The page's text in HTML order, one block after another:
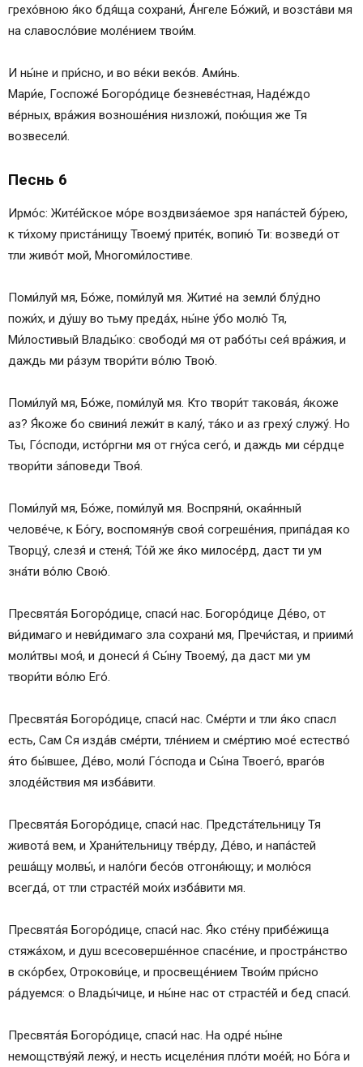
грехо́вною я́ко бдя́ща сохрани́, А́нгеле Бо́жий, и возста́ви мя
на славосло́вие моле́нием твои́м.
И ны́не и при́сно, и во ве́ки веко́в. Ами́нь.
Мари́е, Госпоже́ Богоро́дице безневе́стная, Наде́ждо
ве́рных, вра́жия возноше́ния низложи́, пою́щия же Тя
возвесели́.
Песнь 6
Ирмо́с: Жите́йское мо́ре воздвиза́емое зря напа́стей бу́рею,
к ти́хому приста́нищу Твоему́ прите́к, вопию́ Ти: возведи́ от
тли живо́т мой, Многоми́лостиве.
Поми́луй мя, Бо́же, поми́луй мя. Житие́ на земли́ блу́дно
пожи́х, и ду́шу во тьму преда́х, ны́не у́бо молю́ Тя,
Ми́лостивый Влады́ко: свободи́ мя от рабо́ты сея́ вра́жия, и
даждь ми ра́зум твори́ти во́лю Твою́.
Поми́луй мя, Бо́же, поми́луй мя. Кто твори́т такова́я, я́коже
аз? Я́коже бо свиния́ лежи́т в калу́, та́ко и аз греху́ служу́. Но
Ты, Го́споди, исто́ргни мя от гну́са сего́, и даждь ми се́рдце
твори́ти за́поведи Твоя́.
Поми́луй мя, Бо́же, поми́луй мя. Воспряни́, окая́нный
челове́че, к Бо́гу, воспомяну́в своя́ согреше́ния, припа́дая ко
Творцу́, слезя́ и стеня́; То́й же я́ко милосе́рд, даст ти ум
зна́ти во́лю Свою́.
Пресвята́я Богоро́дице, спаси́ нас. Богоро́дице Де́во, от
ви́димаго и неви́димаго зла сохрани́ мя, Пречи́стая, и приими́
моли́твы моя́, и донеси́ я́ Сы́ну Твоему́, да даст ми ум
твори́ти во́лю Его́.
Пресвята́я Богоро́дице, спаси́ нас. Сме́рти и тли я́ко спасл
есть, Сам Ся изда́в сме́рти, тле́нием и сме́ртию мое́ естество́
я́то бы́вшее, Де́во, моли́ Го́спода и Сы́на Твоего́, враго́в
злоде́йствия мя изба́вити.
Пресвята́я Богоро́дице, спаси́ нас. Предста́тельницу Тя
живота́ вем, и Храни́тельницу тве́рду, Де́во, и напа́стей
реша́щу молвы́, и нало́ги бесо́в отгоня́ющу; и молю́ся
всегда́, от тли страсте́й мои́х изба́вити мя.
Пресвята́я Богоро́дице, спаси́ нас. Я́ко сте́ну прибе́жища
стяжа́хом, и душ всесоверше́нное спасе́ние, и простра́нство
в ско́рбех, Отрокови́це, и просвеще́нием Твои́м при́сно
ра́дуемся: о Влады́чице, и ны́не нас от страсте́й и бед спаси́.
Пресвята́я Богоро́дице, спаси́ нас. На одре́ ны́не
немощству́яй лежу́, и несть исцеле́ния пло́ти мое́й; но Бо́га и